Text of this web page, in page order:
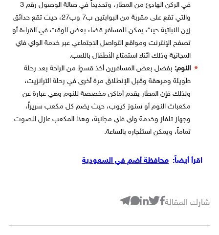
في الركن الهادئ من المطار، وتحديداً في صالة الوصول رقم 3
والتي تقع على مقربة من البوابتين ب7 وب27، حيث تقع حدائق
زين النباتية حيث يمكن للمسافر قضاء بعض الوقت في القراءة أو
تصفح الإنترنت ومواقع التواصل الاجتماعي عبر خدمة الواي فاي
المجانية وذلك أثناء استمتاع الأطفال باللعب.
النوم: بفضل بعض المسافرين أخذ قسطٍ من الراحة بعد رحلة
طويلة ومرهقة وقبل الإنطلاق مرة أخرى في رحلة الترانزيت،
ولذلك فإن المطار يقدم أماكن مخصصة للنوم وهي عبارة عن
مكعبات النوم أو سنوز كيوب، حيث يضم كل مكعب سريراً،
وجهاز تلفاز وخدمة واي فاي مجانية، وهذا المكعب عازل للصوت
تماماً، ويمكن استئجاره بالساعة.
اقرأ أيضاً: محافظة أضم في السعودية
شارك المقالة